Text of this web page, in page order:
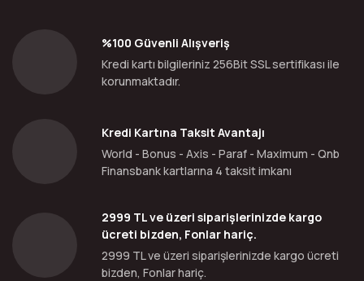
%100 Güvenli Alışveriş
Kredi kartı bilgileriniz 256Bit SSL sertifikası ile
korunmaktadır.
Kredi Kartına Taksit Avantajı
World - Bonus - Axis - Paraf - Maximum - Qnb
Finansbank kartlarına 4 taksit imkanı
2999 TL ve üzeri siparişlerinizde kargo
ücreti bizden, Fonlar hariç.
2999 TL ve üzeri siparişlerinizde kargo ücreti
bizden, Fonlar hariç.